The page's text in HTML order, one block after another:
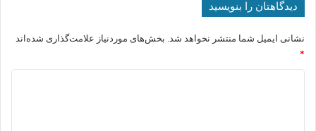
دیدگاهتان را بنویسید
نشانی ایمیل شما منتشر نخواهد شد. بخش‌های موردنیاز علامت‌گذاری شده‌اند
*